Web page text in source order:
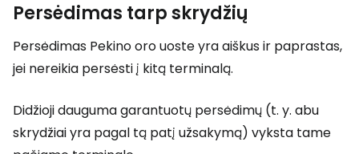
Persėdimas tarp skrydžių
Persėdimas Pekino oro uoste yra aiškus ir paprastas,
jei nereikia persėsti į kitą terminalą.
Didžioji dauguma garantuotų persėdimų (t. y. abu
skrydžiai yra pagal tą patį užsakymą) vyksta tame